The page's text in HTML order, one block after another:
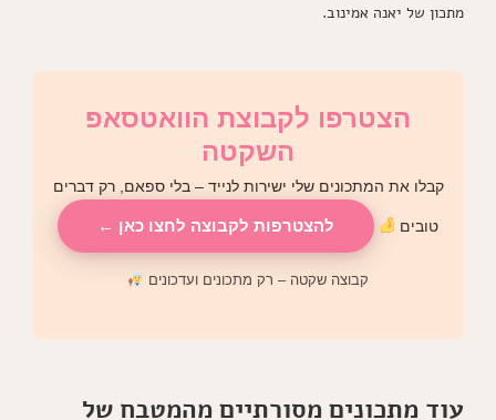
מתכון של יאנה אמינוב.
הצטרפו לקבוצת הוואטסאפ
השקטה
קבלו את המתכונים שלי ישירות לנייד – בלי ספאם, רק דברים
טובים להצטרפות לקבוצה לחצו כאן ←
קבוצה שקטה – רק מתכונים ועדכונים
עוד מתכונים מסורתיים מהמטבח של